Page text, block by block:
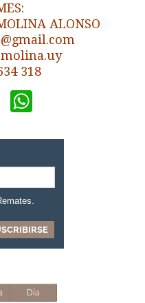
ALONSO
318
Twitter
Día